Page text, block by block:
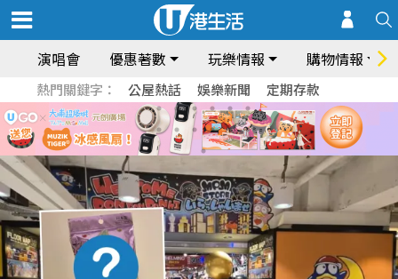
演唱會 優惠著數 玩樂情報 購物情報
熱門關鍵字： 公屋熱話 娛樂新聞 定期存款